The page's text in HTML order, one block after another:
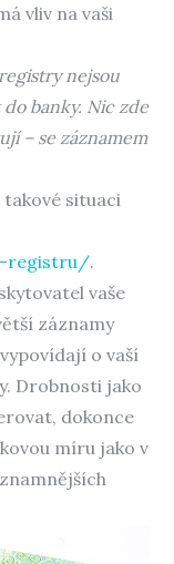
vliv na vaši
nejsou
banky. Nic zde
– se záznamem
situaci
registru/.
vaše
záznamy
o vaší
Drobnosti jako
dokonce
míru jako v